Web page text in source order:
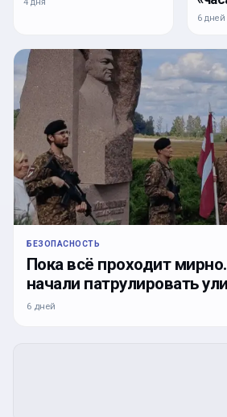
6 дней
БЕЗОПАСНОСТЬ
Пока всё проходит
начали патрулировать
6 дней